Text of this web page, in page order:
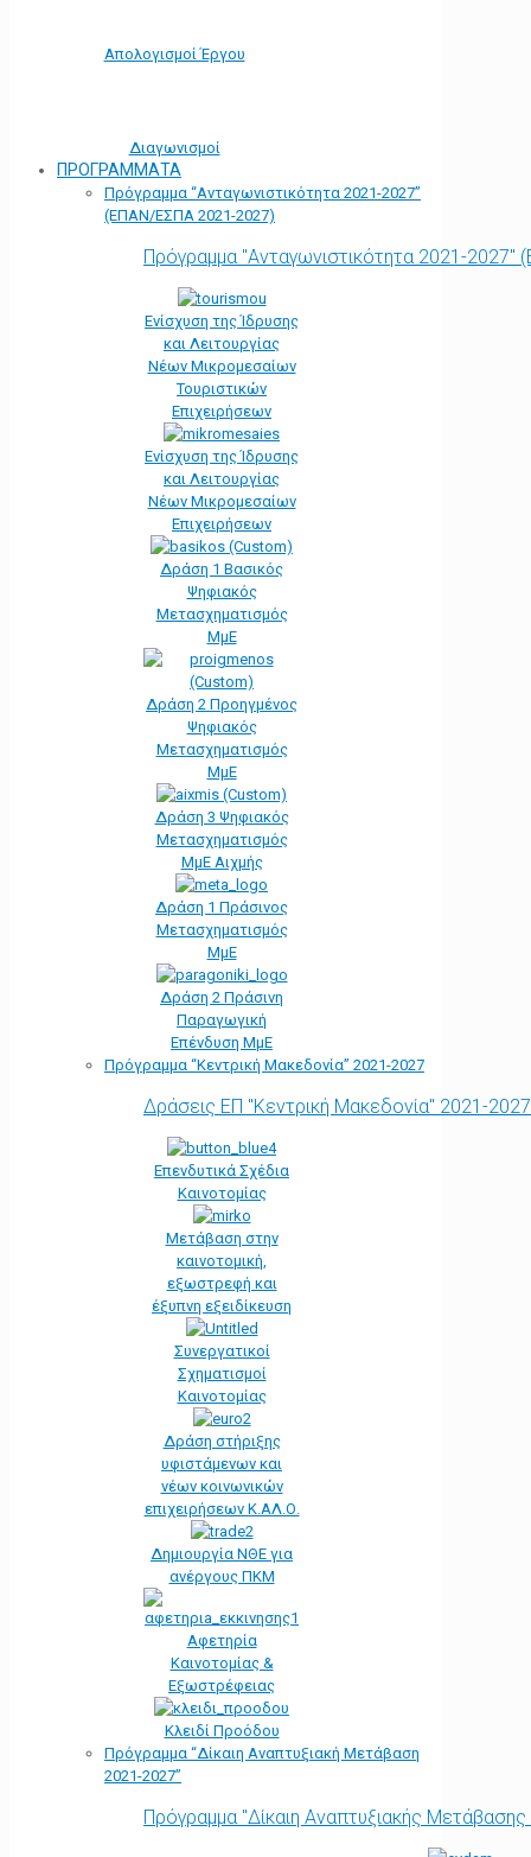
Απολογισμοί Έργου
Διαγωνισμοί
ΠΡΟΓΡΑΜΜΑΤΑ
Πρόγραμμα “Ανταγωνιστικότητα 2021-2027”
(ΕΠΑΝ/ΕΣΠΑ 2021-2027)
Πρόγραμμα "Ανταγωνιστικότητα 2021-
Ενίσχυση της Ίδρυσης
και Λειτουργίας
Νέων Μικρομεσαίων
Τουριστικών
Επιχειρήσεων
Ενίσχυση της Ίδρυσης
και Λειτουργίας
Νέων Μικρομεσαίων
Επιχειρήσεων
Δράση 1 Βασικός
Ψηφιακός
Μετασχηματισμός
ΜμΕ
Δράση 2 Προηγμένος
Ψηφιακός
Μετασχηματισμός
ΜμΕ
Δράση 3 Ψηφιακός
Μετασχηματισμός
ΜμΕ Αιχμής
Δράση 1 Πράσινος
Μετασχηματισμός
ΜμΕ
Δράση 2 Πράσινη
Παραγωγική
Επένδυση ΜμΕ
Πρόγραμμα “Κεντρική Μακεδονία” 2021-2027
Δράσεις ΕΠ "Κεντρική Μακεδονία" 2021-2027
Επενδυτικά Σχέδια
Καινοτομίας
Μετάβαση στην
καινοτομική,
εξωστρεφή και
έξυπνη εξειδίκευση
Συνεργατικοί
Σχηματισμοί
Καινοτομίας
Δράση στήριξης
υφιστάμενων και
νέων κοινωνικών
επιχειρήσεων Κ.ΑΛ.Ο.
Δημιουργία ΝΘΕ για
ανέργους ΠΚΜ
Αφετηρία
Kαινοτομίας &
Εξωστρέφειας
Κλειδί Προόδου
Πρόγραμμα “Δίκαιη Αναπτυξιακή Μετάβαση
2021-2027”
Πρόγραμμα "Δίκαιη Αναπτυξιακής